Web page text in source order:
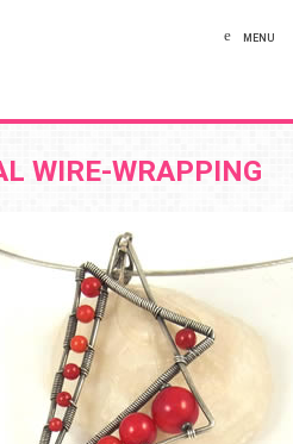
MENU
WIRE-WRAPPING